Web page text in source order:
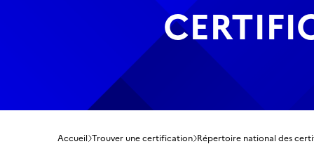
Accueil Trouver une certification Répertoire national des